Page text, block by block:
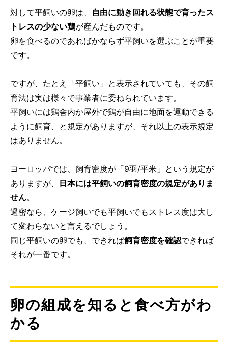
対して平飼いの卵は、 自由に動き回れる状態で育ったス
トレスの少ない鶏が産んだものです。
卵を食べるのであればかならず平飼いを選ぶことが重要
です。
ですが、たとえ「平飼い」と表示されていても、その飼
育法は実は様々で事業者に委ねられています。
平飼いには鶏舎内か屋外で鶏が自由に地面を運動できる
ように飼育、と規定がありますが、それ以上の表示規定
はありません。
ヨーロッパでは、飼育密度が「9羽/平米」という規定が
ありますが、
日本には平飼いの飼育密度の規定がありま
せん。
過密なら、ケージ飼いでも平飼いでもストレス度は大し
て変わらないと言えるでしょう。
同じ平飼いの卵でも、できれば飼育密度を確認できれば
それが一番です。
卵の組成を知ると食べ方がわ
かる